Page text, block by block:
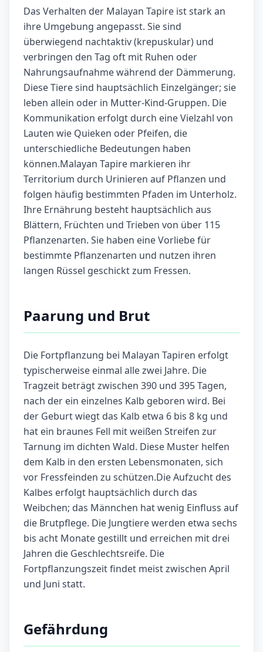
Das Verhalten der Malayan Tapire ist stark an
ihre Umgebung angepasst. Sie sind
überwiegend nachtaktiv (krepuskular) und
verbringen den Tag oft mit Ruhen oder
Nahrungsaufnahme während der Dämmerung.
Diese Tiere sind hauptsächlich Einzelgänger; sie
leben allein oder in Mutter-Kind-Gruppen. Die
Kommunikation erfolgt durch eine Vielzahl von
Lauten wie Quieken oder Pfeifen, die
unterschiedliche Bedeutungen haben
können.Malayan Tapire markieren ihr
Territorium durch Urinieren auf Pflanzen und
folgen häufig bestimmten Pfaden im Unterholz.
Ihre Ernährung besteht hauptsächlich aus
Blättern, Früchten und Trieben von über 115
Pflanzenarten. Sie haben eine Vorliebe für
bestimmte Pflanzenarten und nutzen ihren
langen Rüssel geschickt zum Fressen.
Paarung und Brut
Die Fortpflanzung bei Malayan Tapiren erfolgt
typischerweise einmal alle zwei Jahre. Die
Tragzeit beträgt zwischen 390 und 395 Tagen,
nach der ein einzelnes Kalb geboren wird. Bei
der Geburt wiegt das Kalb etwa 6 bis 8 kg und
hat ein braunes Fell mit weißen Streifen zur
Tarnung im dichten Wald. Diese Muster helfen
dem Kalb in den ersten Lebensmonaten, sich
vor Fressfeinden zu schützen.Die Aufzucht des
Kalbes erfolgt hauptsächlich durch das
Weibchen; das Männchen hat wenig Einfluss auf
die Brutpflege. Die Jungtiere werden etwa sechs
bis acht Monate gestillt und erreichen mit drei
Jahren die Geschlechtsreife. Die
Fortpflanzungszeit findet meist zwischen April
und Juni statt.
Gefährdung